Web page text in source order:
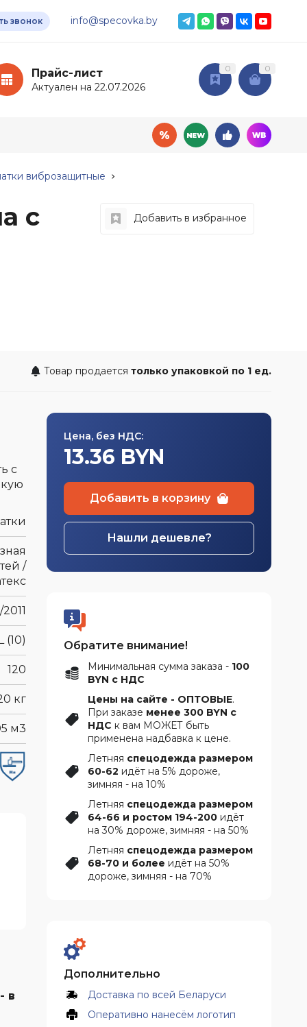
звонок info@specovka.by
Прайс-лист
Актуален на 22.07.2026
0 0
Дополнительные
виброзащитные
с
Добавить в избранное
Товар продается только упаковкой по 1 ед.
с
/
(10)
120
кг
м3
в
Цена, без НДС:
13.36 BYN
Добавить в корзину
Нашли дешевле?
Обратите внимание!
Минимальная сумма заказа - 100
BYN с НДС
Цены на сайте - ОПТОВЫЕ.
При заказе менее 300 BYN с
НДС к вам МОЖЕТ быть
применена надбавка к цене.
Летняя спецодежда размером
60-62 идёт на 5% дороже,
зимняя - на 10%
Летняя спецодежда размером
64-66 и ростом 194-200 идёт
на 30% дороже, зимняя - на 50%
Летняя спецодежда размером
68-70 и более идёт на 50%
дороже, зимняя - на 70%
Дополнительно
Доставка по всей Беларуси
Оперативно нанесём логотип